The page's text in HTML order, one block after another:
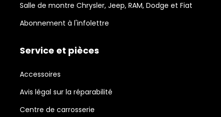
Salle de montre Chrysler, Jeep, RAM, Dodge et Fiat
Abonnement à l'infolettre
Service et pièces
Accessoires
Avis légal sur la réparabilité
Centre de carrosserie